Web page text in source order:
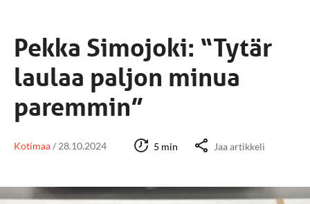
Pekka Simojoki: “Tytär
laulaa paljon minua
paremmin”
Kotimaa/ 28.10.2024 5 min Jaa artikkeli